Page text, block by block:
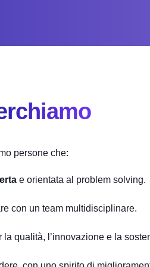
persone che:
e orientata al problem solving.
con un team multidisciplinare.
qualità, l’innovazione e la